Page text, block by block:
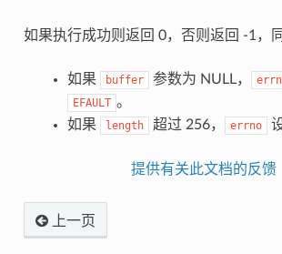
如果执行成功则返回 0，否则返回 -1，同
如果 buffer 参数为 NULL，
EFAULT 。
如果
length 超过 256， errno
提供有关此文档的反馈
上一页